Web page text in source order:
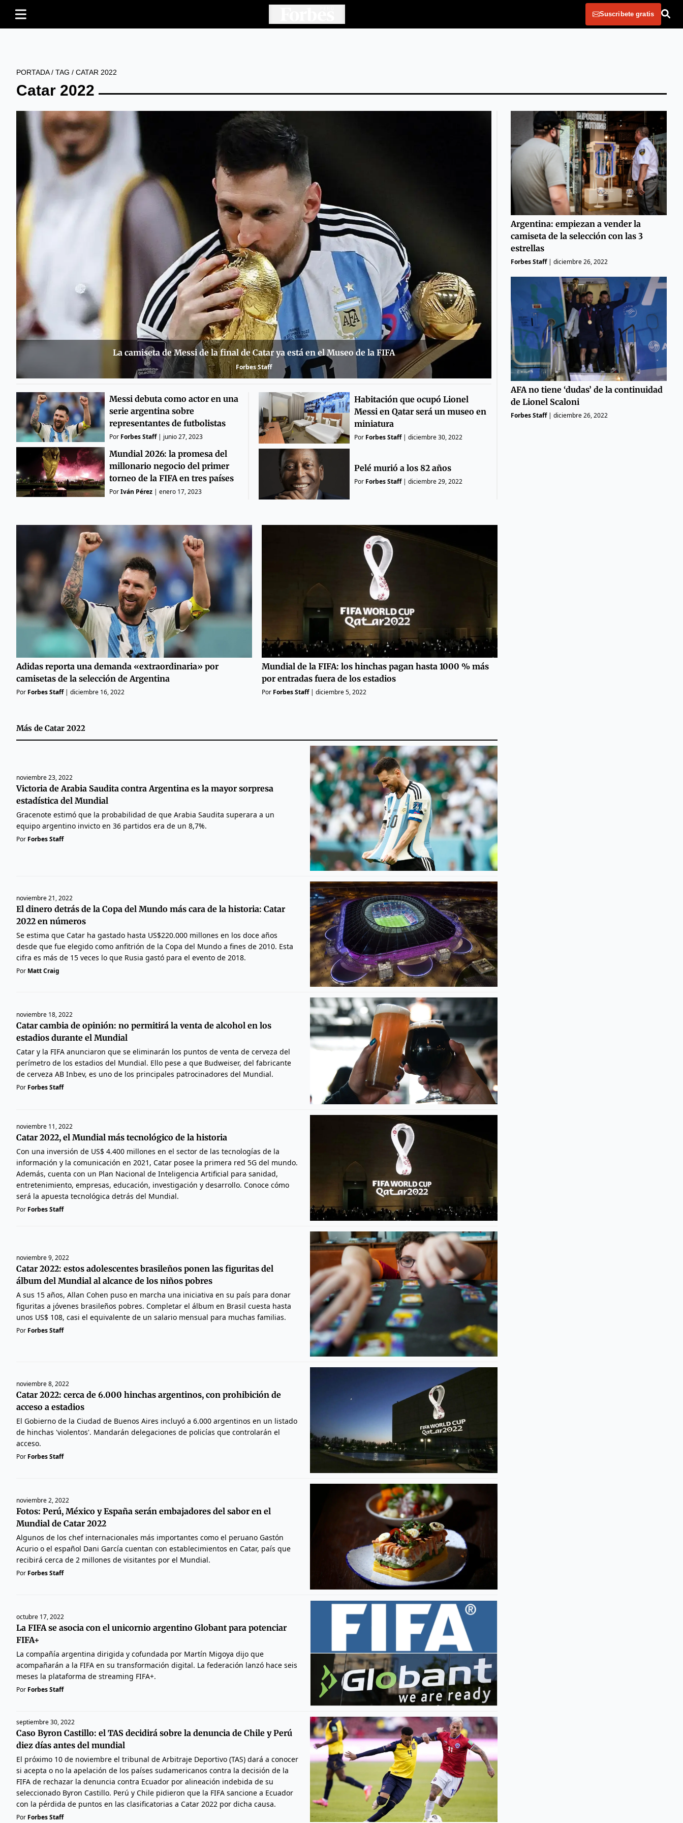
Suscribete gratis
PORTADA/ TAG / CATAR 2022
Catar 2022
La camiseta de Messi de la final de Catar ya está en el Museo de la FIFA
Forbes Staff
Messi debuta como actor en una
serie argentina sobre
representantes de futbolistas
Por Forbes Staff| junio 27, 2023
Mundial 2026: la promesa del
millonario negocio del primer
torneo de la FIFA en tres países
PorIván Pérez| enero 17, 2023
Habitación que ocupó Lionel
Messi en Qatar será un museo en
miniatura
Por Forbes Staff| diciembre 30, 2022
Pelé murió a los 82 años
Por Forbes Staff| diciembre 29, 2022
Argentina: empiezan a vender la
camiseta de la selección con las 3
estrellas
Forbes Staff| diciembre 26, 2022
AFA no tiene ‘dudas’ de la continuidad
de Lionel Scaloni
Forbes Staff| diciembre 26, 2022
Adidas reporta una demanda «extraordinaria» por
camisetas de la selección de Argentina
Por Forbes Staff| diciembre 16, 2022
Mundial de la FIFA: los hinchas pagan hasta 1000 % más
por entradas fuera de los estadios
Por Forbes Staff|diciembre 5, 2022
Más de Catar 2022
noviembre 23, 2022
Victoria de Arabia Saudita contra Argentina es la mayor sorpresa
estadística del Mundial
Gracenote estimó que la probabilidad de que Arabia Saudita superara a un
equipo argentino invicto en 36 partidos era de un 8,7%.
Por Forbes Staff
noviembre 21, 2022
El dinero detrás de la Copa del Mundo más cara de la historia: Catar
2022 en números
Se estima que Catar ha gastado hasta US$220.000 millones en los doce años
desde que fue elegido como anfitrión de la Copa del Mundo a fines de 2010. Esta
cifra es más de 15 veces lo que Rusia gastó para el evento de 2018.
Por Matt Craig
noviembre 18, 2022
Catar cambia de opinión: no permitirá la venta de alcohol en los
estadios durante el Mundial
Catar y la FIFA anunciaron que se eliminarán los puntos de venta de cerveza del
perímetro de los estadios del Mundial. Ello pese a que Budweiser, del fabricante
de cerveza AB Inbev, es uno de los principales patrocinadores del Mundial.
Por Forbes Staff
noviembre 11, 2022
Catar 2022, el Mundial más tecnológico de la historia
Con una inversión de US$ 4.400 millones en el sector de las tecnologías de la
información y la comunicación en 2021, Catar posee la primera red 5G del mundo.
Además, cuenta con un Plan Nacional de Inteligencia Artificial para sanidad,
entretenimiento, empresas, educación, investigación y desarrollo. Conoce cómo
será la apuesta tecnológica detrás del Mundial.
Por Forbes Staff
noviembre 9, 2022
Catar 2022: estos adolescentes brasileños ponen las figuritas del
álbum del Mundial al alcance de los niños pobres
A sus 15 años, Allan Cohen puso en marcha una iniciativa en su país para donar
figuritas a jóvenes brasileños pobres. Completar el álbum en Brasil cuesta hasta
unos US$ 108, casi el equivalente de un salario mensual para muchas familias.
Por Forbes Staff
noviembre 8, 2022
Catar 2022: cerca de 6.000 hinchas argentinos, con prohibición de
acceso a estadios
El Gobierno de la Ciudad de Buenos Aires incluyó a 6.000 argentinos en un listado
de hinchas 'violentos'. Mandarán delegaciones de policías que controlarán el
acceso.
Por Forbes Staff
noviembre 2, 2022
Fotos: Perú, México y España serán embajadores del sabor en el
Mundial de Catar 2022
Algunos de los chef internacionales más importantes como el peruano Gastón
Acurio o el español Dani García cuentan con establecimientos en Catar, país que
recibirá cerca de 2 millones de visitantes por el Mundial.
Por Forbes Staff
octubre 17, 2022
La FIFA se asocia con el unicornio argentino Globant para potenciar
FIFA+
La compañía argentina dirigida y cofundada por Martín Migoya dijo que
acompañarán a la FIFA en su transformación digital. La federación lanzó hace seis
meses la plataforma de streaming FIFA+.
Por Forbes Staff
septiembre 30, 2022
Caso Byron Castillo: el TAS decidirá sobre la denuncia de Chile y Perú
diez días antes del mundial
El próximo 10 de noviembre el tribunal de Arbitraje Deportivo (TAS) dará a conocer
si acepta o no la apelación de los países sudamericanos contra la decisión de la
FIFA de rechazar la denuncia contra Ecuador por alineación indebida de su
seleccionado Byron Castillo. Perú y Chile pidieron que la FIFA sancione a Ecuador
con la pérdida de puntos en las clasificatorias a Catar 2022 por dicha causa.
Por Forbes Staff